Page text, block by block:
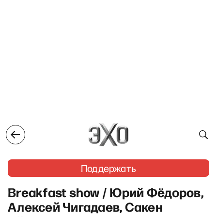
Поддержать
Breakfast show / Юрий Фёдоров,
Алексей Чигадаев, Сакен